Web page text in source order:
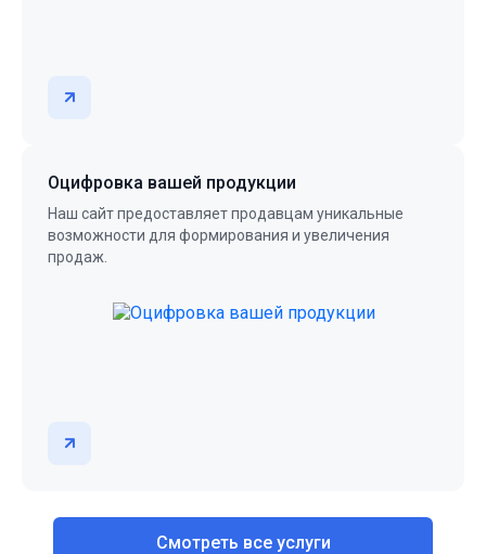
Оцифровка вашей продукции
Наш сайт предоставляет продавцам уникальные
возможности для формирования и увеличения
продаж.
Смотреть все услуги